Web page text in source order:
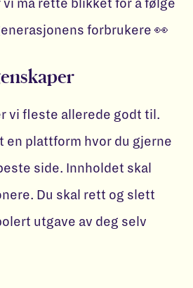
vi må rette blikket for å følge
forbrukere 👀
vi fleste allerede godt til.
en plattform hvor du gjerne
side. Innholdet skal
Du skal rett og slett
utgave av deg selv